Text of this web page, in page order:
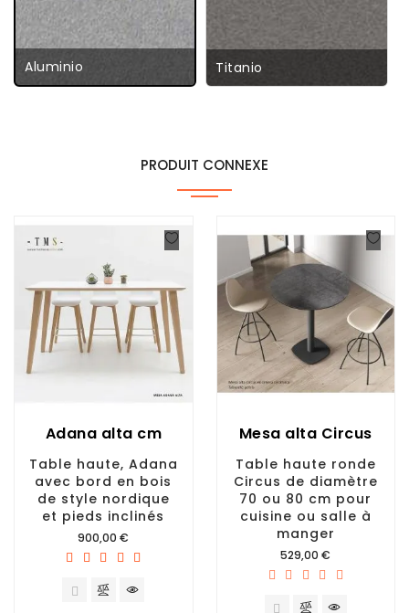
Aluminio Titanio
PRODUIT CONNEXE
Adana alta cm
Table haute, Adana
avec bord en bois
de style nordique
et pieds inclinés
Prix
900,00 €
Mesa alta Circus
Table haute ronde
Circus de diamètre
70 ou 80 cm pour
cuisine ou salle à
manger
Prix
529,00 €